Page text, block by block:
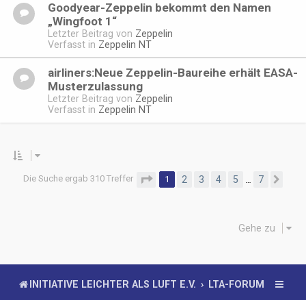
Goodyear-Zeppelin bekommt den Namen
„Wingfoot 1“
Letzter Beitrag von Zeppelin
Verfasst in Zeppelin NT
airliners:Neue Zeppelin-Baureihe erhält EASA-
Musterzulassung
Letzter Beitrag von Zeppelin
Verfasst in Zeppelin NT
Die Suche ergab 310 Treffer Seite 1von
1 2 3 4 5 7
Gehe zu
INITIATIVE LEICHTER ALS LUFT E.V. LTA-FORUM